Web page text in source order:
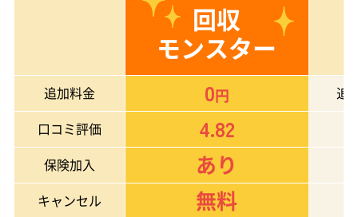
回収
モンスター
追加料金 0円
追
口コミ評価
4.82
保険加入 あり
キャンセル 無料